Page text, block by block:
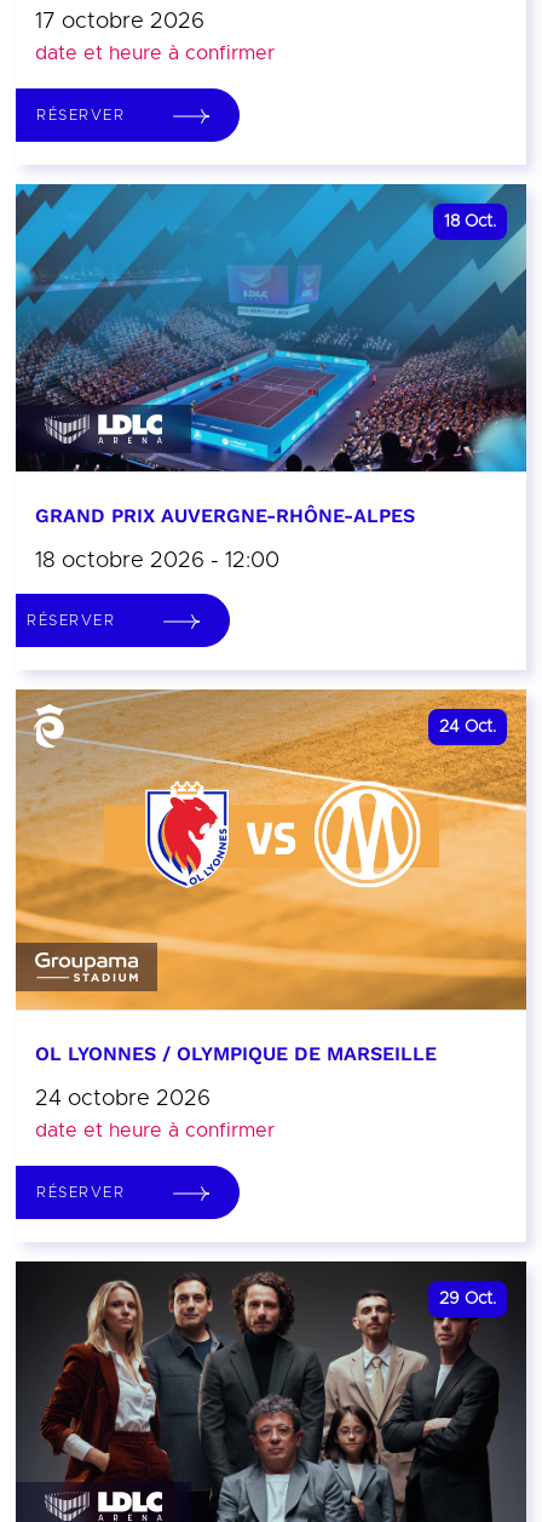
17 octobre 2026
date et heure à confirmer
RÉSERVER
18 Oct.
GRAND PRIX AUVERGNE-RHÔNE-ALPES
18 octobre 2026 - 12:00
RÉSERVER
24 Oct.
OL LYONNES / OLYMPIQUE DE MARSEILLE
24 octobre 2026
date et heure à confirmer
RÉSERVER
29 Oct.